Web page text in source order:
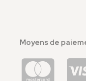
Moyens de